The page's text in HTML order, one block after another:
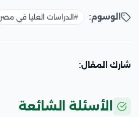
الوسوم: #الدراسات العليا في مصر
شارك المقال:
الأسئلة الشائعة